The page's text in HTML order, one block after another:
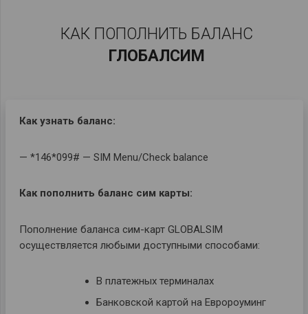
КАК ПОПОЛНИТЬ БАЛАНС
ГЛОБАЛСИМ
Как узнать баланс:
— *146*099# — SIM Menu/Check balance
Как пополнить баланс сим карты:
Пополнение баланса сим-карт GLOBALSIM
осуществляется любыми доступными способами:
В платежных терминалах
Банковской картой на Евророуминг